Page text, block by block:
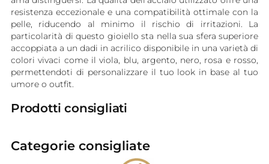
resistenza eccezionale e una compatibilità ottimale con la
pelle, riducendo al minimo il rischio di irritazioni. La
particolarità di questo gioiello sta nella sua sfera superiore
accoppiata a un dadi in acrilico disponibile in una varietà di
colori vivaci come il viola, blu, argento, nero, rosa e rosso,
permettendoti di personalizzare il tuo look in base al tuo
umore o outfit.
Prodotti consigliati
Categorie consigliate